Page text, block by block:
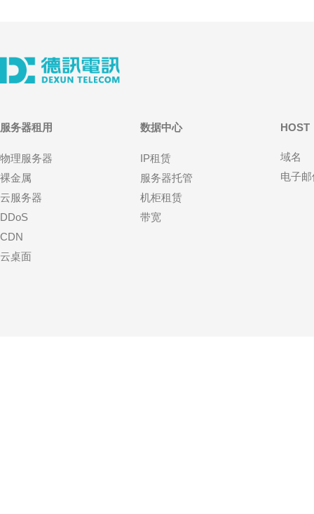
服务器租用
物理服务器
裸金属
云服务器
DDoS
CDN
云桌面
数据中心
IP租赁
服务器托管
机柜租赁
带宽
HOST
域名
电子